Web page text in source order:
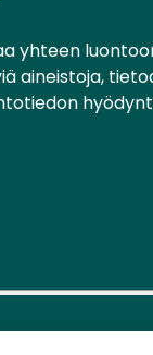
yhteen
aineistoja,